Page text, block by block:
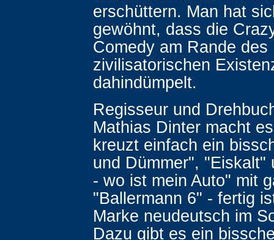
erschüttern. Man hat
gewöhnt, dass die
Comedy am Rande des
zivilisatorischen
dahindümpelt.
Regisseur und
Mathias Dinter macht
kreuzt einfach ein
und Dümmer", "Eiskalt"
- wo ist mein Auto" mit
"Ballermann 6" - fertig
Marke neudeutsch im
Dazu gibt es ein